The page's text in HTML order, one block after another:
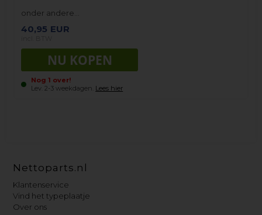
onder andere…
40,95 EUR
Nog 1 over!
Lev. 2-3 weekdagen. Lees hier
Nettoparts.nl
Klantenservice
Vind het typeplaatje
Over ons